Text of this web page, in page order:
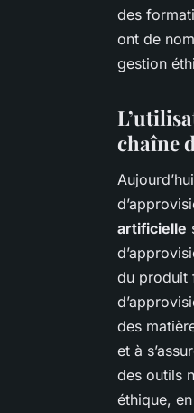
des
ont de
gestion
chaîne
artificielle
du produit
des
et à
des outils
éthique,